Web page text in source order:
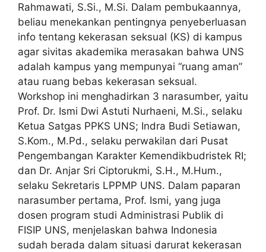
Rahmawati, S.Si., M.Si. Dalam pembukaannya,
beliau menekankan pentingnya penyeberluasan
info tentang kekerasan seksual (KS) di kampus
agar sivitas akademika merasakan bahwa UNS
adalah kampus yang mempunyai “ruang aman”
atau ruang bebas kekerasan seksual.
Workshop ini menghadirkan 3 narasumber, yaitu
Prof. Dr. Ismi Dwi Astuti Nurhaeni, M.Si., selaku
Ketua Satgas PPKS UNS; Indra Budi Setiawan,
S.Kom., M.Pd., selaku perwakilan dari Pusat
Pengembangan Karakter Kemendikbudristek RI;
dan Dr. Anjar Sri Ciptorukmi, S.H., M.Hum.,
selaku Sekretaris LPPMP UNS. Dalam paparan
narasumber pertama, Prof. Ismi, yang juga
dosen program studi Administrasi Publik di
FISIP UNS, menjelaskan bahwa Indonesia
sudah berada dalam situasi darurat kekerasan